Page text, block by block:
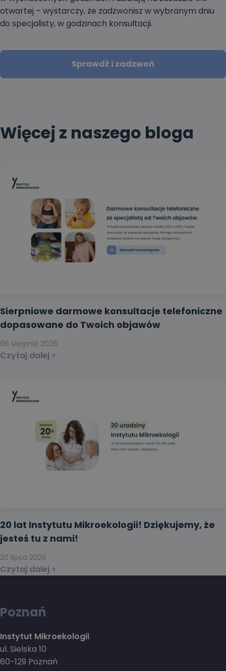
otwartej – wystarczy, że zadzwonisz w wybranym dniu
do specjalisty, w godzinach konsultacji.
Sprawdź i zadzwoń
Więcej z naszego bloga
Sierpniowe darmowe konsultacje telefoniczne
dopasowane do Twoich objawów
Czytaj dalej >
06 sierpnia 2026
20 lat Instytutu Mikroekologii! Dziękujemy, że
jesteś tu z nami!
Czytaj dalej >
20 lipca 2026
Poznań
Instytut Mikroekologii
ul. Sielska 10
60-129 Poznań